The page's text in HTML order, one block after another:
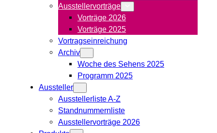
Ausstellervorträge
Vorträge 2026
Vorträge 2025
Vortragseinreichung
Archiv
Woche des Sehens 2025
Programm 2025
Aussteller
Ausstellerliste A-Z
Standnummernliste
Ausstellervorträge 2026